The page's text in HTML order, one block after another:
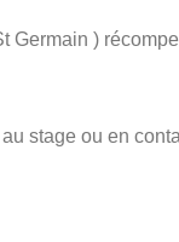
Germain )
stage ou en